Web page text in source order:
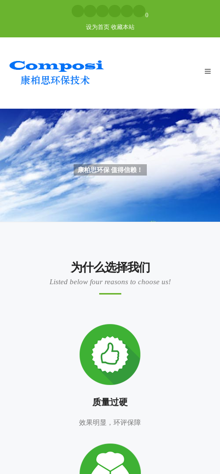
0
设为首页 收藏本站
康柏思环保 值得信赖！
为什么选择我们
Listed below four reasons to choose us!
质量过硬
效果明显，环评保障